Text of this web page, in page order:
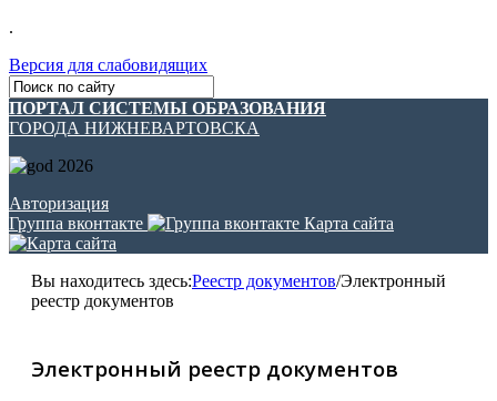
.
Версия для слабовидящих
ПОРТАЛ СИСТЕМЫ ОБРАЗОВАНИЯ
ГОРОДА НИЖНЕВАРТОВСКА
Авторизация
Группа вконтакте
Карта сайта
Вы находитесь здесь:Реестр документов/Электронный
реестр документов
Электронный реестр документов